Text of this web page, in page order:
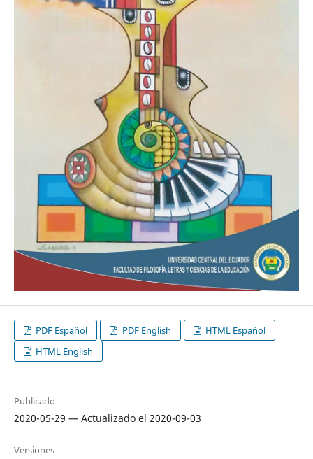
PDF Español PDF English
HTML Español
HTML English
Publicado
2020-05-29 — Actualizado el 2020-09-03
Versiones